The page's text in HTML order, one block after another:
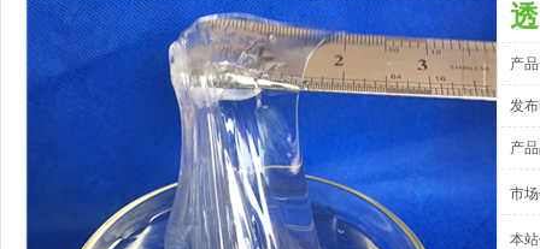
产
发
产
市
本